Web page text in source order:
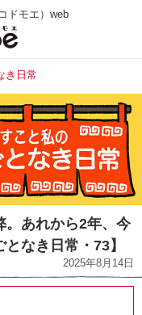
ドモエ）web
き日常
。あれから2年、今
なき日常・73】
2025年8月14日